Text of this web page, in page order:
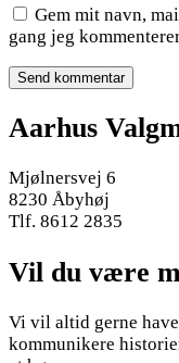
Gem mit navn,
gang jeg
Aarhus
Mjølnersvej 6
8230 Åbyhøj
Tlf. 8612 2835
Vil du være
Vi vil altid gerne
kommunikere